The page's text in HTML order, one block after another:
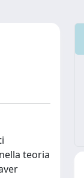
teoria